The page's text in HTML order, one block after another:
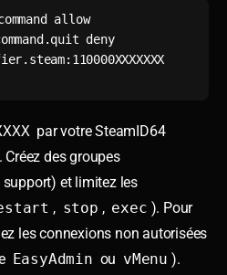
allow
deny
par votre SteamID64
Créez des groupes
et limitez les
, stop , exec ). Pour
les connexions non autorisées
EasyAdmin ou vMenu ).